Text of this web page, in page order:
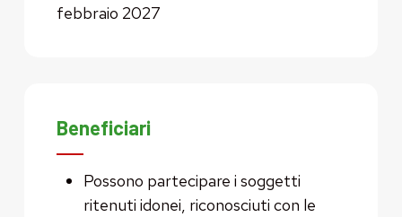
febbraio 2027
Beneficiari
Possono partecipare i soggetti
ritenuti idonei, riconosciuti con le